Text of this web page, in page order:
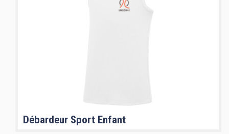
Débardeur Sport Enfant